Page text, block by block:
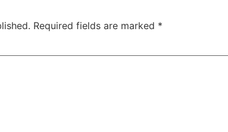
Required fields are marked *